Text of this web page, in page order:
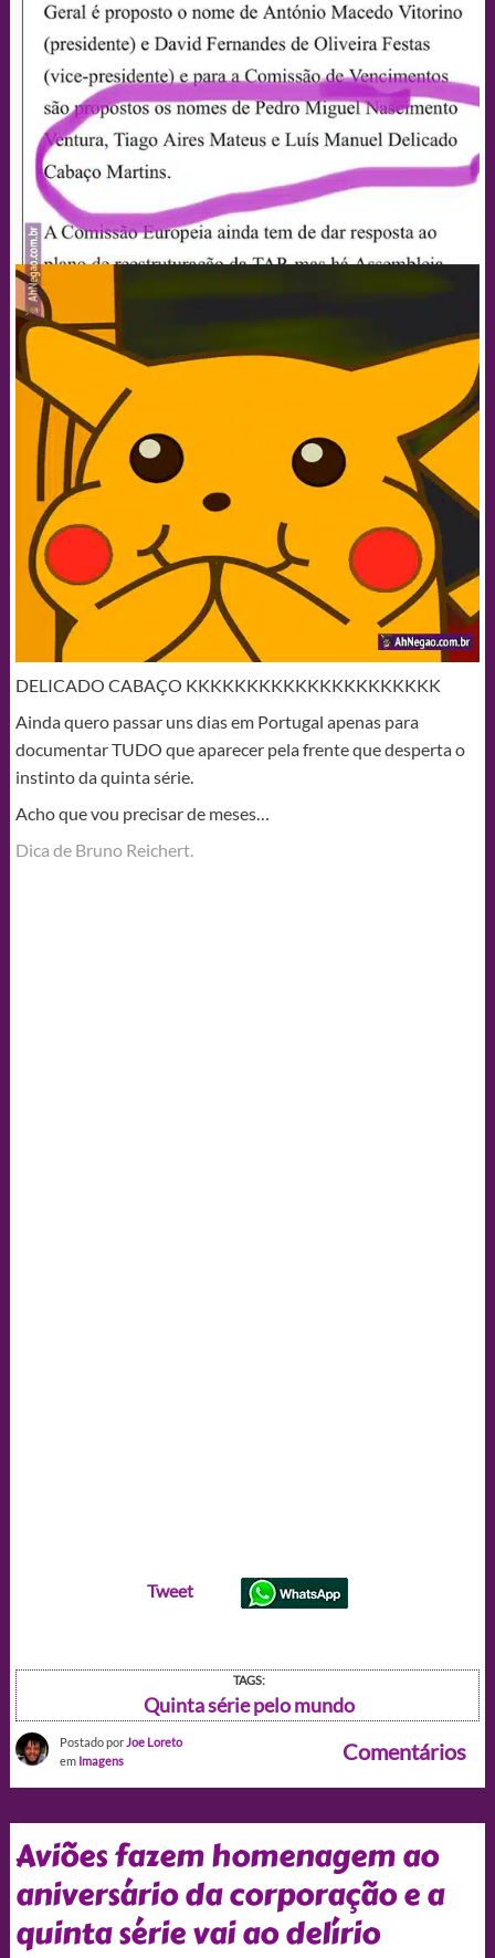
DELICADO CABAÇO KKKKKKKKKKKKKKKKKKKKK
Ainda quero passar uns dias em Portugal apenas para
documentar TUDO que aparecer pela frente que desperta o
instinto da quinta série.
Acho que vou precisar de meses…
Dica de Bruno Reichert.
Tweet
TAGS:
Quinta série pelo mundo
Postado por Joe Loreto
em Imagens Comentários
Aviões fazem homenagem ao
aniversário da corporação e a
quinta série vai ao delírio